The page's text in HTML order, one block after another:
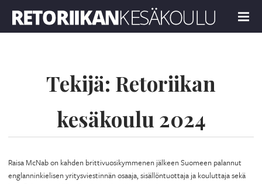
MENU
Tekijä: Retoriikan
kesäkoulu 2024
Raisa McNab on kahden brittivuosikymmenen jälkeen Suomeen palannut
englanninkielisen yritysviestinnän osaaja, sisällöntuottaja ja kouluttaja sekä